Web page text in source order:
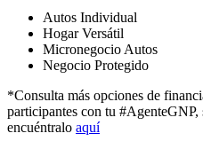
Autos Individual
Hogar Versátil
Micronegocio Autos
Negocio Protegido
*Consulta más opciones de
participantes con tu #AgenteGNP,
encuéntralo aquí